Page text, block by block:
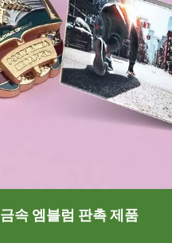
금속 엠블럼 판촉 제품